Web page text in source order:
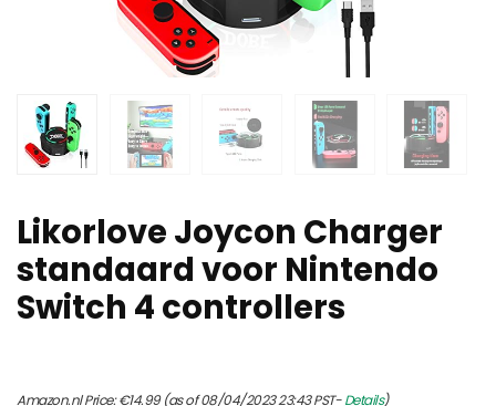
Likorlove Joycon Charger
standaard voor Nintendo
Switch 4 controllers
Amazon.nl Price:€14.99(as of 08/04/2023 23:43 PST-Details)